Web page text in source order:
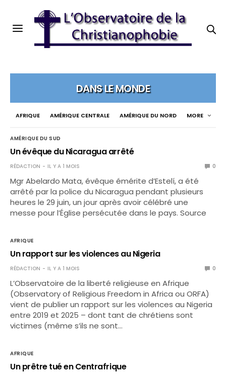
DANS LE MONDE
AFRIQUE AMÉRIQUE CENTRALE AMÉRIQUE DU NORD MORE
AMÉRIQUE DU SUD
Un évêque du Nicaragua arrêté
RÉDACTION IL Y A 1 MOIS 0
Mgr Abelardo Mata, évêque émérite d’Estelí, a été
arrêté par la police du Nicaragua pendant plusieurs
heures le 29 juin, un jour après avoir célébré une
messe pour l’Église persécutée dans le pays. Source
AFRIQUE
Un rapport sur les violences au Nigeria
RÉDACTION IL Y A 1 MOIS 0
L’Observatoire de la liberté religieuse en Afrique
(Observatory of Religious Freedom in Africa ou ORFA)
vient de publier un rapport sur les violences au Nigeria
entre 2019 et 2025 – dont tant de chrétiens sont
victimes (même s’ils ne sont…
AFRIQUE
Un prêtre tué en Centrafrique